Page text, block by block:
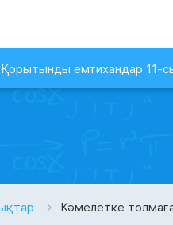
Қорытынды емтихандар 11-
Кәмелетке